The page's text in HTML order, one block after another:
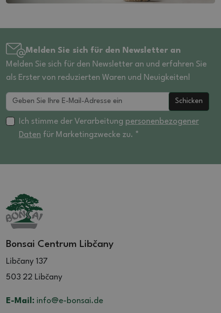
Melden Sie sich für den Newsletter an
Melden Sie sich für den Newsletter an und erfahren Sie
als Erster von reduzierten Waren und Neuigkeiten!
Schicken
Ich stimme der Verarbeitung personenbezogener
Daten für Marketingzwecke zu. *
Bonsai Centrum Libčany
Libčany 137
503 22 Libčany
E-Mail: info@e-bonsai.de